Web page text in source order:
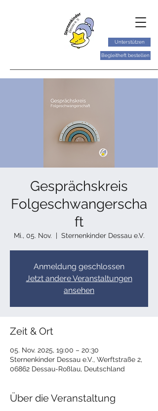
Unterstützen
Begleitheft bestellen
Gesprächskreis
Folgeschwangerscha
ft
Mi., 05. Nov.
  |
Sternenkinder Dessau e.V.
Anmeldung geschlossen
Jetzt andere Veranstaltungen
ansehen
Zeit & Ort
05. Nov. 2025, 19:00 – 20:30
Sternenkinder Dessau e.V., Werftstraße 2,
06862 Dessau-Roßlau, Deutschland
Über die Veranstaltung